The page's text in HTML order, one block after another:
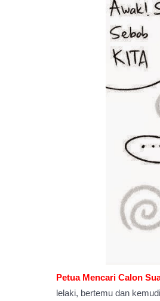
Petua Mencari Calon
lelaki, bertemu dan